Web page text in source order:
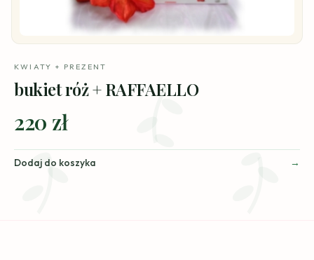
KWIATY + PREZENT
bukiet róż + RAFFAELLO
220 zł
Dodaj do koszyka